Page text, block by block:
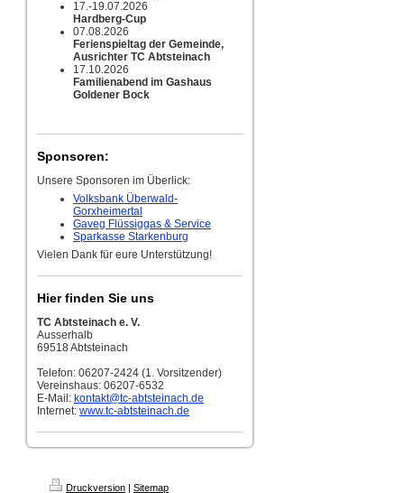
17.-19.07.2026
Hardberg-Cup
07.08.2026
Ferienspieltag der Gemeinde,
Ausrichter TC Abtsteinach
17.10.2026
Familienabend im Gashaus
Goldener Bock
Sponsoren:
Unsere Sponsoren im Überlick:
Volksbank Überwald-
Gorxheimertal
Gaveg Flüssiggas & Service
Sparkasse Starkenburg
Vielen Dank für eure Unterstützung!
Hier finden Sie uns
TC Abtsteinach e. V.
Ausserhalb
69518 Abtsteinach
Telefon: 06207-2424 (1. Vorsitzender)
Vereinshaus: 06207-6532
E-Mail: kontakt@tc-abtsteinach.de
Internet: www.tc-abtsteinach.de
Druckversion | Sitemap